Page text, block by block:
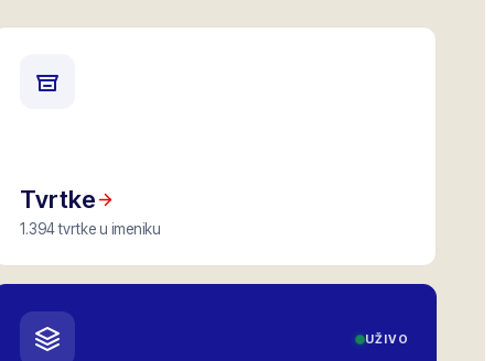
Tvrtke
1.394 tvrtke u imeniku
UŽIVO